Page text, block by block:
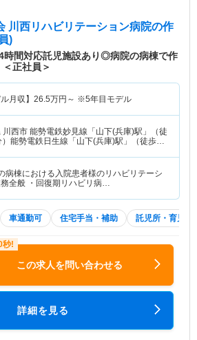
川西リハビリテーション病院の作
)
時間対応託児施設あり◎病院の病棟で作
正社員＞
月収】 26.5万円～ ※5年目モデル
川西市 能勢電鉄妙見線「山下(兵庫)駅」（徒
能勢電鉄日生線「山下(兵庫)駅」（徒歩10
病棟における入院患者様のリハビリテーシ
務全般 ・回復期リハビリ病…
車通勤可 住宅手当・補助 託児所・育児補
この求人を問い合わせる
詳細を見る